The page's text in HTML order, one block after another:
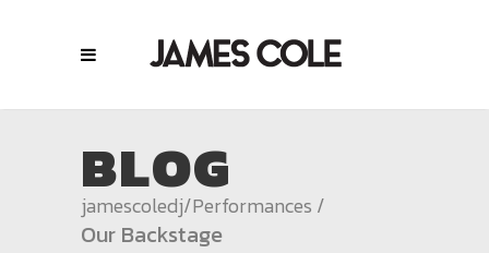
BLOG
jamescoledj/Performances /
Our Backstage